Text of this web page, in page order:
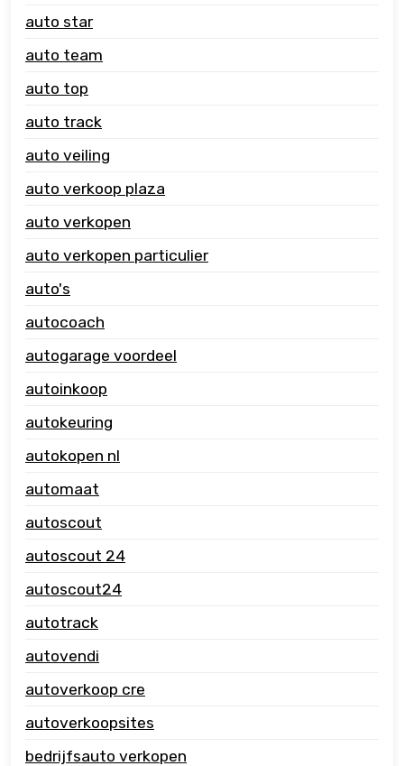
auto star
auto team
auto top
auto track
auto veiling
auto verkoop plaza
auto verkopen
auto verkopen particulier
auto's
autocoach
autogarage voordeel
autoinkoop
autokeuring
autokopen nl
automaat
autoscout
autoscout 24
autoscout24
autotrack
autovendi
autoverkoop cre
autoverkoopsites
bedrijfsauto verkopen